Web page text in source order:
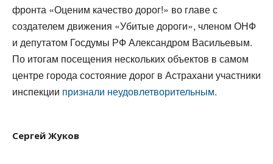
фронта «Оценим качество дорог!» во главе с
создателем движения «Убитые дороги», членом ОНФ
и депутатом Госдумы РФ Александром Васильевым.
По итогам посещения нескольких объектов в самом
центре города состояние дорог в Астрахани участники
инспекции признали неудовлетворительным.
Сергей Жуков